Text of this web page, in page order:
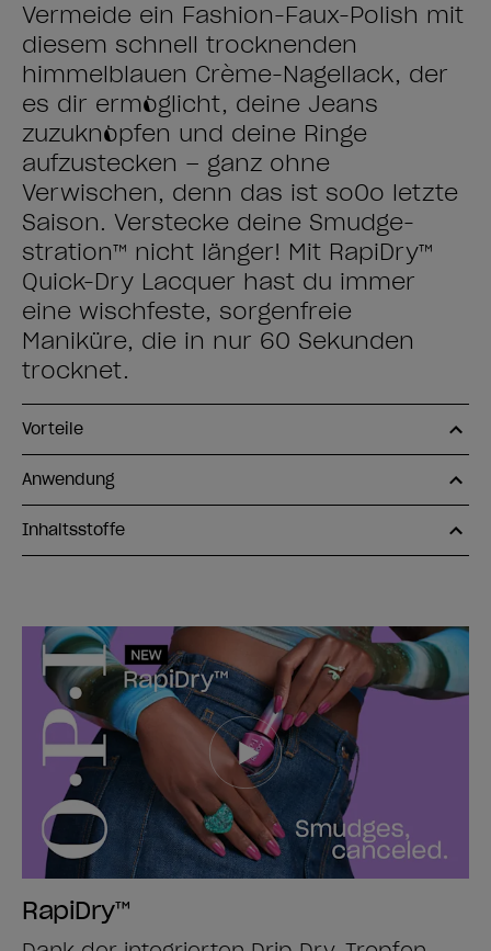
Vermeide ein Fashion-Faux-Polish mit
diesem schnell trocknenden
himmelblauen Crème-Nagellack, der
es dir ermöglicht, deine Jeans
zuzuknöpfen und deine Ringe
aufzustecken – ganz ohne
Verwischen, denn das ist so0o letzte
Saison. Verstecke deine Smudge-
stration™ nicht länger! Mit RapiDry™
Quick-Dry Lacquer hast du immer
eine wischfeste, sorgenfreie
Maniküre, die in nur 60 Sekunden
trocknet.
Vorteile
Anwendung
Inhaltsstoffe
RapiDry™